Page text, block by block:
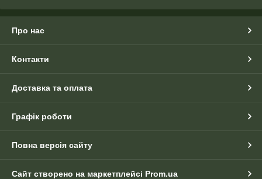
Про нас
Контакти
Доставка та оплата
Графік роботи
Повна версія сайту
Сайт створено на маркетплейсі Prom.ua